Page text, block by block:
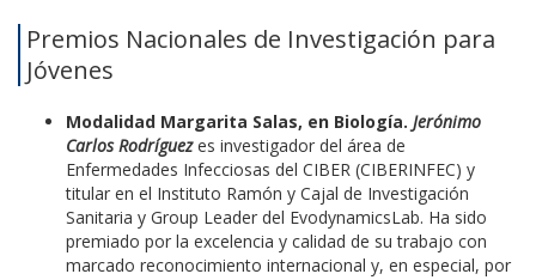
Premios Nacionales de Investigación para
Jóvenes
Modalidad Margarita Salas, en Biología. Jerónimo
Carlos Rodríguezes investigador del área de
Enfermedades Infecciosas del CIBER (CIBERINFEC) y
titular en el Instituto Ramón y Cajal de Investigación
Sanitaria y Group Leader del EvodynamicsLab. Ha sido
premiado por la excelencia y calidad de su trabajo con
marcado reconocimiento internacional y, en especial, por